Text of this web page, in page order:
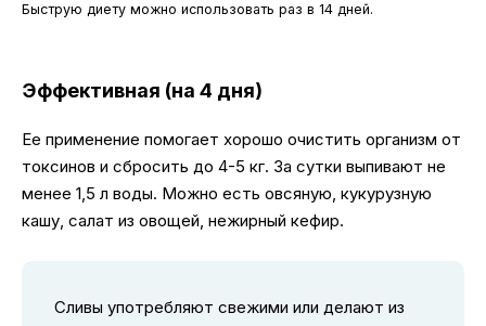
Быструю диету можно использовать раз в 14 дней.
Эффективная (на 4 дня)
Ее применение помогает хорошо очистить организм от
токсинов и сбросить до 4-5 кг. За сутки выпивают не
менее 1,5 л воды. Можно есть овсяную, кукурузную
кашу, салат из овощей, нежирный кефир.
Сливы употребляют свежими или делают из